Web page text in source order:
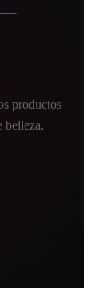
productos
belleza.